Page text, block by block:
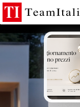
Listino Prezzi - 2026
CATALOGUE 2025(12M)
COMPANY PROFILE
PROFILE DE
(prodotto)